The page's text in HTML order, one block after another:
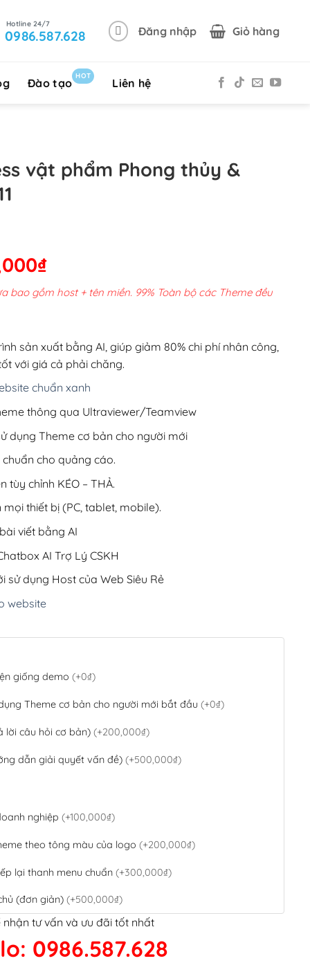
0986.587.628 Đăng nhập Giỏ hàng
Đào tạo
HOT
Liên hệ
vật phẩm Phong thủy &
₫Giá
hiện
tại
600,000₫.
bao gồm host + tên miền. 99% Toàn bộ các Theme đều
sản xuất bằng AI, giúp giảm 80% chi phí nhân công,
với giá cả phải chăng.
chuẩn xanh
thông qua Ultraviewer/Teamview
dụng Theme cơ bản cho người mới
chuẩn cho quảng cáo.
tùy chỉnh KÉO – THẢ.
thiết bị (PC, tablet, mobile).
viết bằng AI
AI Trợ Lý CSKH
sử dụng Host của Web Siêu Rẻ
website
giống demo (+0₫)
Theme cơ bản cho người mới bắt đầu (+0₫)
lời câu hỏi cơ bản) (+200,000₫)
dẫn giải quyết vấn đề) (+500,000₫)
nghiệp (+100,000₫)
theo tông màu của logo (+200,000₫)
lại thanh menu chuẩn (+300,000₫)
(đơn giản) (+500,000₫)
Code ngân hàng(+100,000₫)
kết google, cập nhật sitemap(+50,000₫)
tư vấn và ưu đãi tốt nhất
0986.587.628